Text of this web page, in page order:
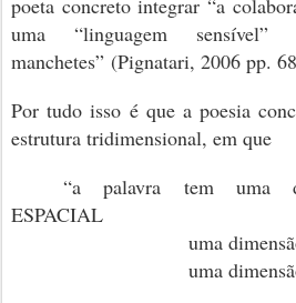
uma “linguagem
manchetes” (Pignatari, 2006 pp.
Por tudo isso é que a poesia
estrutura tridimensional, em que
“a palavra tem uma
ESPACIAL
uma dimensão
uma dimensão